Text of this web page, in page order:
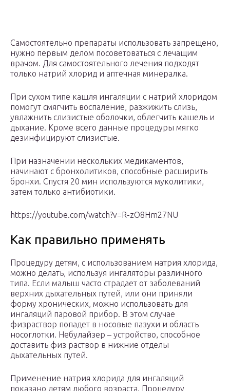
Самостоятельно препараты использовать запрещено,
нужно первым делом посоветоваться с лечащим
врачом. Для самостоятельного лечения подходят
только натрий хлорид и аптечная минералка.
При сухом типе кашля ингаляции с натрий хлоридом
помогут смягчить воспаление, разжижить слизь,
увлажнить слизистые оболочки, облегчить кашель и
дыхание. Кроме всего данные процедуры мягко
дезинфицируют слизистые.
При назначении нескольких медикаментов,
начинают с бронхолитиков, способные расширить
бронхи. Спустя 20 мин используются муколитики,
затем только антибиотики.
https://youtube.com/watch?v=R-zO8Hm27NU
Как правильно применять
Процедуру детям, с использованием натрия хлорида,
можно делать, используя ингаляторы различного
типа. Если малыш часто страдает от заболеваний
верхних дыхательных путей, или они приняли
форму хронических, можно использовать для
ингаляций паровой прибор. В этом случае
физраствор попадет в носовые пазухи и область
носоглотки. Небулайзер – устройство, способное
доставить физ раствор в нижние отделы
дыхательных путей.
Применение натрия хлорида для ингаляций
показано детям любого возраста. Процедуру